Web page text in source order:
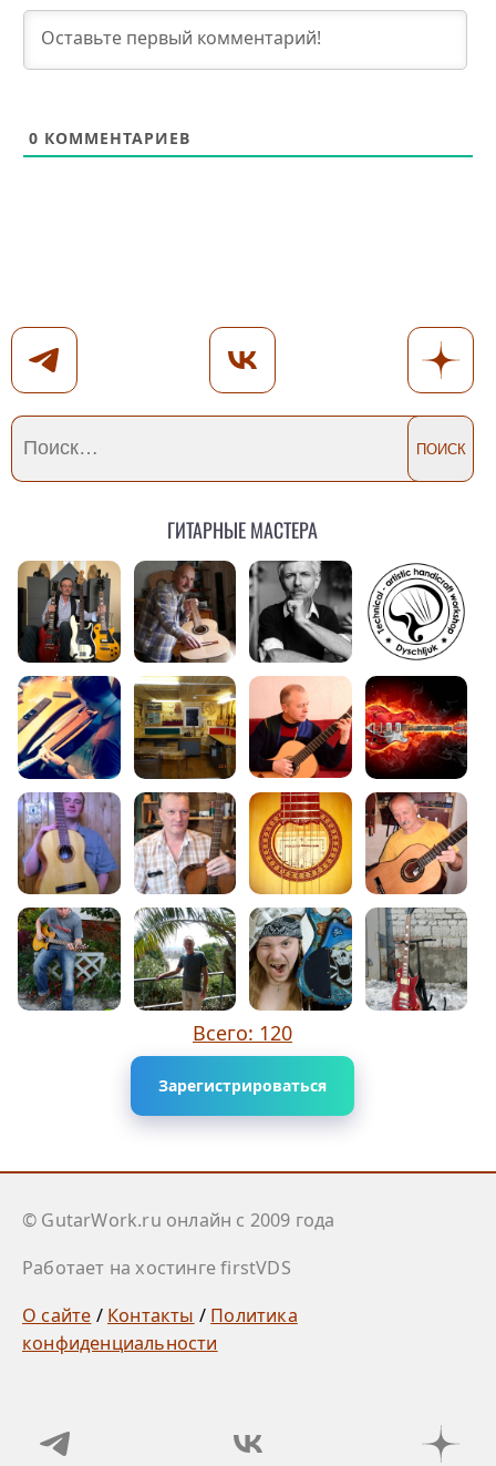
0 КОММЕНТАРИЕВ
Гитарные мастера
Всего: 120
Зарегистрироваться
© GutarWork.ru онлайн c 2009 года
Работает на хостинге firstVDS
О сайте / Контакты / Политика
конфиденциальности